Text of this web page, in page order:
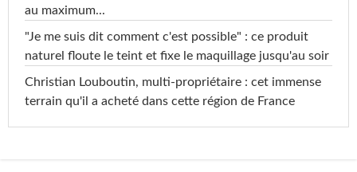
au maximum...
"Je me suis dit comment c'est possible" : ce produit
naturel floute le teint et fixe le maquillage jusqu'au soir
Christian Louboutin, multi-propriétaire : cet immense
terrain qu'il a acheté dans cette région de France